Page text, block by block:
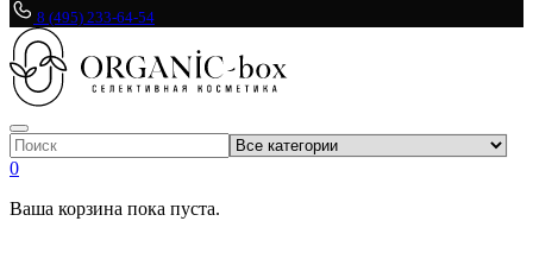
8 (495) 233-64-54
0
Ваша корзина пока пуста.